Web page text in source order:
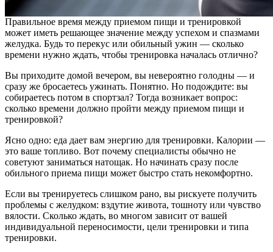
Правильное время между приемом пищи и тренировкой
может иметь решающее значение между успехом и спазмами
желудка. Будь то перекус или обильный ужин — сколько
времени нужно ждать, чтобы тренировка началась отлично?
Вы приходите домой вечером, вы невероятно голодны — и
сразу же бросаетесь ужинать. Понятно. Но подождите: вы
собираетесь потом в спортзал? Тогда возникает вопрос:
сколько времени должно пройти между приемом пищи и
тренировкой?
Ясно одно: еда дает вам энергию для тренировки. Калории —
это ваше топливо. Вот почему специалисты обычно не
советуют заниматься натощак. Но начинать сразу после
обильного приема пищи может быстро стать некомфортно.
Если вы тренируетесь слишком рано, вы рискуете получить
проблемы с желудком: вздутие живота, тошноту или чувство
вялости. Сколько ждать, во многом зависит от вашей
индивидуальной переносимости, цели тренировки и типа
тренировки.